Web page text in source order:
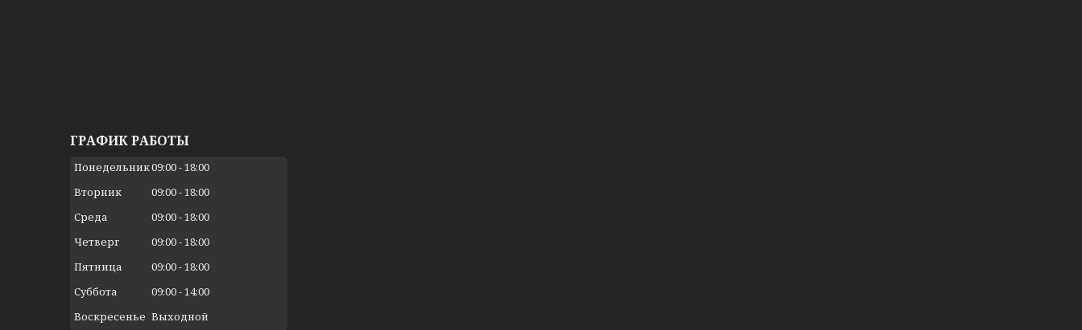
ГРАФИК РАБОТЫ
Понедельник09:00 18:00
Вторник
09:00 18:00
Среда
09:00 18:00
Четверг
09:00 18:00
Пятница
09:00 18:00
Суббота
09:00 14:00
Воскресенье Выходной